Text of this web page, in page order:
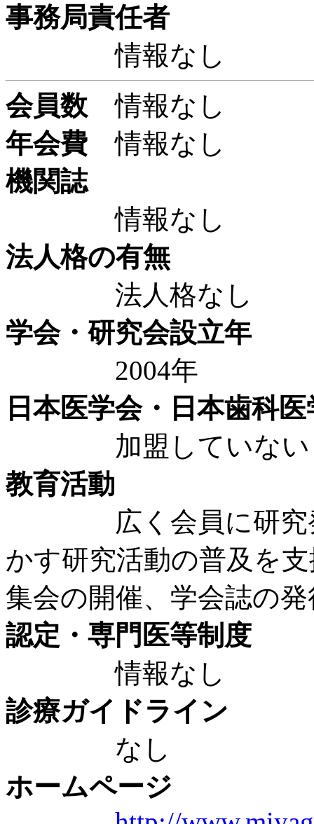
事務局責任者
情報なし
会員数 情報なし
年会費 情報なし
機関誌
情報なし
法人格の有無
法人格なし
学会・研究会設立年
2004年
日本医学会・日本歯科
加盟していない
教育活動
広く会員に研究発
かす研究活動の普及を
集会の開催、学会誌の
認定・専門医等制度
情報なし
診療ガイドライン
なし
ホームページ